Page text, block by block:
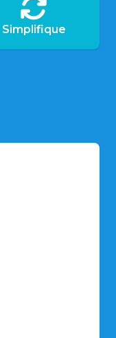
Simplifique